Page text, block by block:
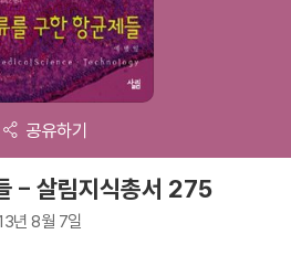
공유하기
- 살림지식총서 275
년 8월 7일